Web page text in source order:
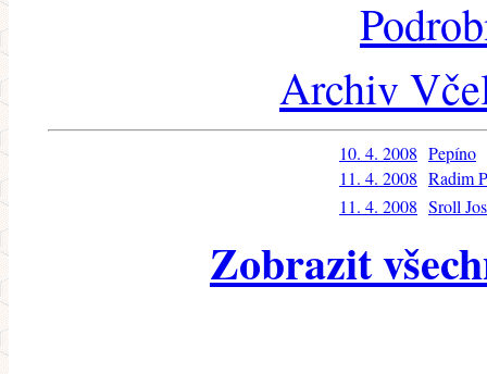
Archiv
10. 4. 2008 Pepíno
11. 4. 2008 Radim
11. 4. 2008 Sroll
Zobrazit